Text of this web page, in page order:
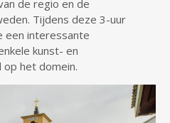
de regio en de
Tijdens deze 3-uur
een interessante
kunst- en
het domein.